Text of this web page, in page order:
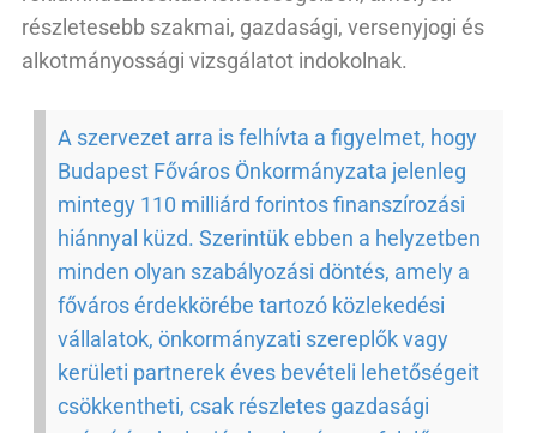
részletesebb szakmai, gazdasági, versenyjogi és
alkotmányossági vizsgálatot indokolnak.
A szervezet arra is felhívta a figyelmet, hogy
Budapest Főváros Önkormányzata jelenleg
mintegy 110 milliárd forintos finanszírozási
hiánnyal küzd. Szerintük ebben a helyzetben
minden olyan szabályozási döntés, amely a
főváros érdekkörébe tartozó közlekedési
vállalatok, önkormányzati szereplők vagy
kerületi partnerek éves bevételi lehetőségeit
csökkentheti, csak részletes gazdasági